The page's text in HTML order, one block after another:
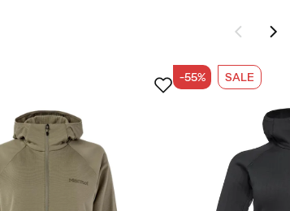
-55% SALE